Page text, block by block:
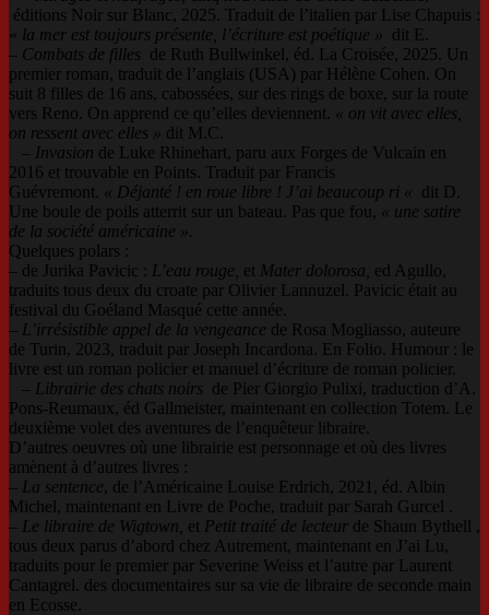
éditions Noir sur Blanc, 2025. Traduit de l’italien par Lise Chapuis :
« la mer est toujours présente, l’écriture est poétique » dit E.
– Combats de filles de Ruth Bullwinkel, éd. La Croisée, 2025. Un
premier roman, traduit de l’anglais (USA) par Hélène Cohen. On
suit 8 filles de 16 ans, cabossées, sur des rings de boxe, sur la route
vers Reno. On apprend ce qu’elles deviennent. « on vit avec elles,
on ressent avec elles » dit M.C.
– Invasion de Luke Rhinehart, paru aux Forges de Vulcain en
2016 et trouvable en Points. Traduit par Francis
Guévremont. « Déjanté ! en roue libre ! J’ai beaucoup ri «
dit D.
Une boule de poils atterrit sur un bateau. Pas que fou, « une satire
de la société américaine ».
Quelques polars :
– de Jurika Pavicic : L’eau rouge, et Mater dolorosa, ed Agullo,
traduits tous deux du croate par Olivier Lannuzel. Pavicic était au
festival du Goéland Masqué cette année.
– L’irrésistible appel de la vengeance de Rosa Mogliasso, auteure
de Turin, 2023, traduit par Joseph Incardona. En Folio. Humour : le
livre est un roman policier et manuel d’écriture de roman policier.
– Librairie des chats noirs de Pier Giorgio Pulixi, traduction d’A.
Pons-Reumaux, éd Gallmeister, maintenant en collection Totem. Le
deuxième volet des aventures de l’enquêteur libraire.
D’autres oeuvres où une librairie est personnage et où des livres
amènent à d’autres livres :
– La sentence, de l’Américaine Louise Erdrich, 2021, éd. Albin
Michel, maintenant en Livre de Poche, traduit par Sarah Gurcel .
– Le libraire de Wigtown, et Petit traité de lecteur de Shaun Bythell ,
tous deux parus d’abord chez Autrement, maintenant en J’ai Lu,
traduits pour le premier par Severine Weiss et l’autre par Laurent
Cantagrel. des documentaires sur sa vie de libraire de seconde main
en Ecosse.